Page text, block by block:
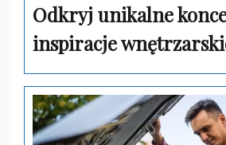
Odkryj unikalne
inspiracje